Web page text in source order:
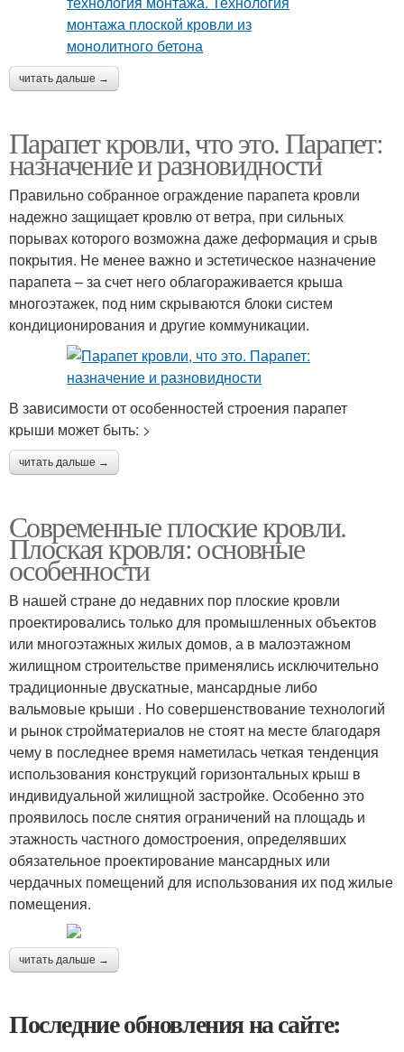
читать дальше →
Парапет кровли, что это. Парапет:
назначение и разновидности
Правильно собранное ограждение парапета кровли
надежно защищает кровлю от ветра, при сильных
порывах которого возможна даже деформация и срыв
покрытия. Не менее важно и эстетическое назначение
парапета – за счет него облагораживается крыша
многоэтажек, под ним скрываются блоки систем
кондиционирования и другие коммуникации.
В зависимости от особенностей строения парапет
крыши может быть: >
читать дальше →
Современные плоские кровли.
Плоская кровля: основные
особенности
В нашей стране до недавних пор плоские кровли
проектировались только для промышленных объектов
или многоэтажных жилых домов, а в малоэтажном
жилищном строительстве применялись исключительно
традиционные двускатные, мансардные либо
вальмовые крыши . Но совершенствование технологий
и рынок стройматериалов не стоят на месте благодаря
чему в последнее время наметилась четкая тенденция
использования конструкций горизонтальных крыш в
индивидуальной жилищной застройке. Особенно это
проявилось после снятия ограничений на площадь и
этажность частного домостроения, определявших
обязательное проектирование мансардных или
чердачных помещений для использования их под жилые
помещения.
читать дальше →
Последние обновления на сайте: